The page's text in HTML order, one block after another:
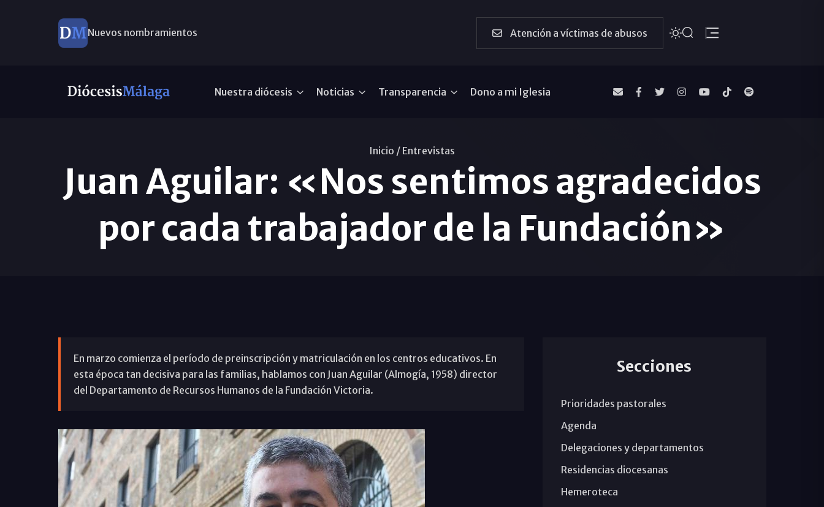
Nuevos nombramientos Atención a víctimas de abusos
Nuestra diócesis Noticias Transparencia Dono a mi Iglesia
Inicio / Entrevistas
Juan Aguilar: «Nos sentimos agradecidos
por cada trabajador de la Fundación»
En marzo comienza el período de preinscripción y matriculación en los centros educativos. En
esta época tan decisiva para las familias, hablamos con Juan Aguilar (Almogía, 1958) director
del Departamento de Recursos Humanos de la Fundación Victoria.
Secciones
Prioridades pastorales
Agenda
Delegaciones y departamentos
Residencias diocesanas
Hemeroteca